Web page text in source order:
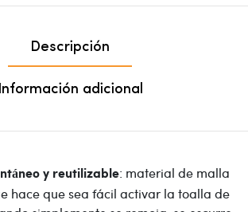
Descripción
Información adicional
y reutilizable: material de malla
hace que sea fácil activar la toalla de